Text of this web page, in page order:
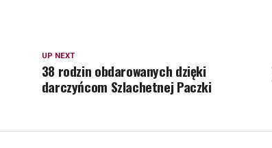
UP NEXT
38 rodzin obdarowanych dzięki
darczyńcom Szlachetnej Paczki